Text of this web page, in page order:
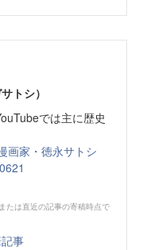
トシ）
では主に歴史
画家・徳永サトシ
たは直近の記事の寄稿時点で
事